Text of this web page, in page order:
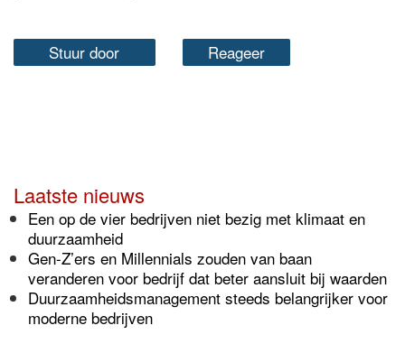
Stuur door Reageer
Laatste nieuws
Een op de vier bedrijven niet bezig met klimaat en
duurzaamheid
Gen-Z’ers en Millennials zouden van baan
veranderen voor bedrijf dat beter aansluit bij waarden
Duurzaamheidsmanagement steeds belangrijker voor
moderne bedrijven